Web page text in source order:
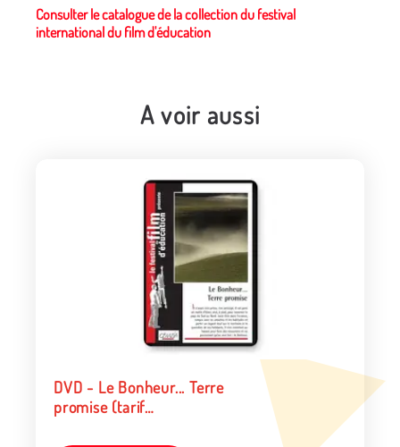
Consulter le catalogue de la collection du festival
international du film d'éducation
A voir aussi
DVD - Le Bonheur... Terre
promise (tarif